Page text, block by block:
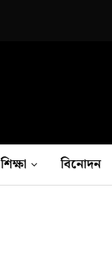
শিক্ষা বিনোদন